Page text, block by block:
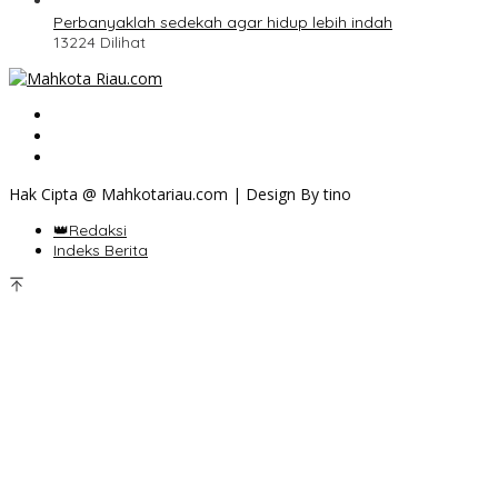
Perbanyaklah sedekah agar hidup lebih indah
13224 Dilihat
Hak Cipta @ Mahkotariau.com | Design By tino
👑Redaksi
Indeks Berita